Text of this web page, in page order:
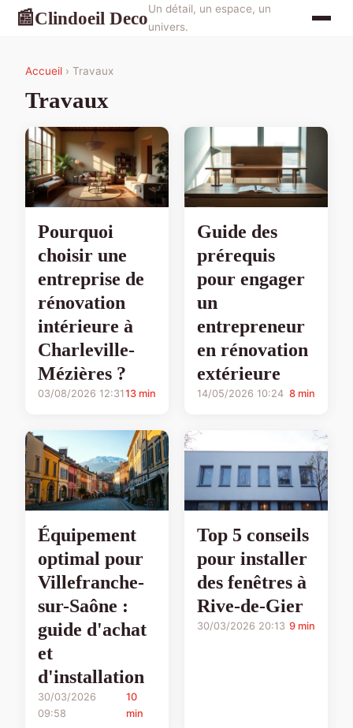
📰Clindoeil DecoUn détail, un espace, un
univers.
Accueil › Travaux
Travaux
Pourquoi
choisir une
entreprise de
rénovation
intérieure à
Charleville-
Mézières ?
03/08/2026 12:31 13 min
Guide des
prérequis
pour engager
un
entrepreneur
en rénovation
extérieure
14/05/2026 10:24 8 min
Équipement
optimal pour
Villefranche-
sur-Saône :
guide d'achat
et
d'installation
30/03/2026
09:58
10
min
Top 5 conseils
pour installer
des fenêtres à
Rive-de-Gier
30/03/2026 20:13 9 min